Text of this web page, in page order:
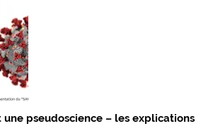
pseudoscience – les explications